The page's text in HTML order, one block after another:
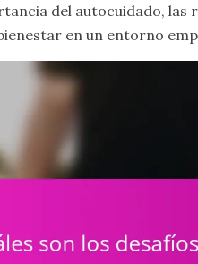
del autocuidado, las
en un entorno